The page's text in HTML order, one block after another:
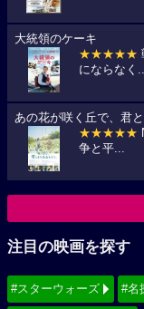
大統領のケーキ
★★★★★
にならなく
あの花が咲く丘で、君
★★★★★
争と平...
注目の映画を探す
#スターウォーズ #名